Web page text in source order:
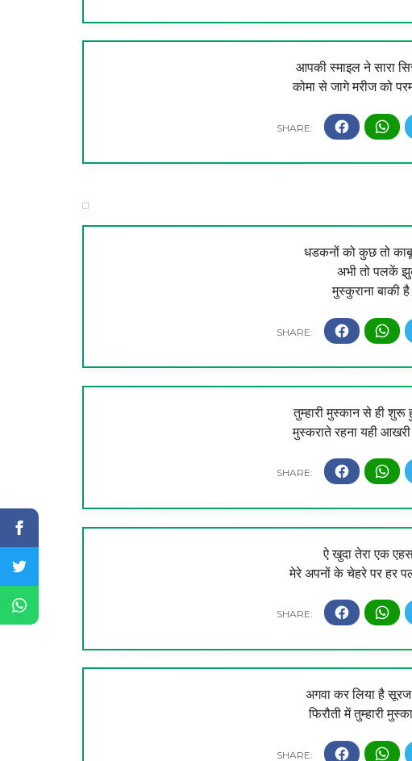
आपकी स्माइल ने सारा
कोमा से जागे मरीज को
धडकनों को कुछ तो
अभी तो पलकें
मुस्कुराना बाकी
तुम्हारी मुस्कान से ही शुरू
मुस्कराते रहना यही आखरी
ऐ खुदा तेरा एक
मेरे अपनों के चेहरे पर हर
अगवा कर लिया है सूरज
फिरौती में तुम्हारी